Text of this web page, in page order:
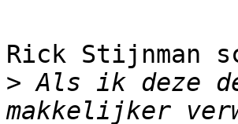
Rick Stijnman
> Als ik deze